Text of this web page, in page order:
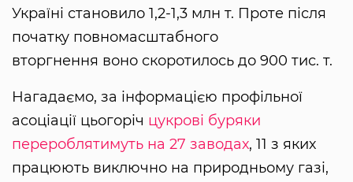
Україні становило 1,2-1,3 млн т. Проте після
початку повномасштабного
вторгнення воно скоротилось до 900 тис. т.
Нагадаємо, за інформацією профільної
асоціації цьогоріч цукрові буряки
перероблятимуть на 27 заводах, 11 з яких
працюють виключно на природньому газі,